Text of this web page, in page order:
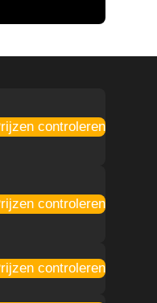
controleren
controleren
controleren